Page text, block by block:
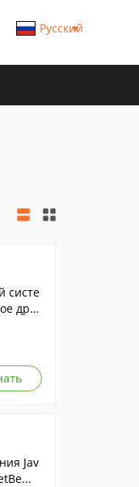
Русский
систе
друг
Jav